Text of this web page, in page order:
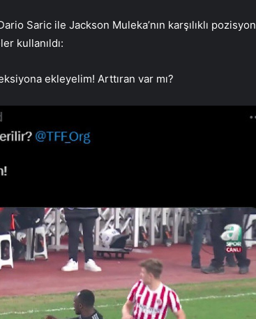
Saric ile Jackson Muleka’nın karşılıklı pozisyon
kullanıldı:
ekleyelim! Arttıran var mı?